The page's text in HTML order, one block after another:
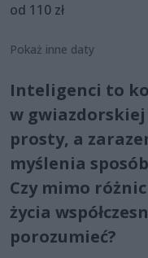
od 110 zł
Pokaż inne daty
Inteligenci to
w
prosty, a
myślenia
Czy mimo
życia
porozumieć?